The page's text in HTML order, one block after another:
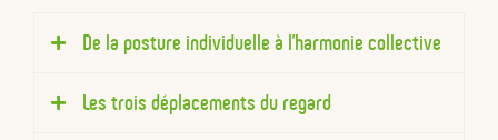
De la posture individuelle à l’harmonie collective
Les trois déplacements du regard